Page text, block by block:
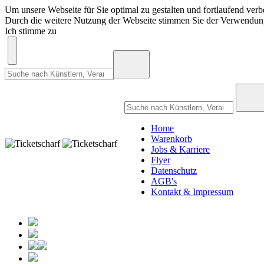
Um unsere Webseite für Sie optimal zu gestalten und fortlaufend
Durch die weitere Nutzung der Webseite stimmen Sie der
Ich stimme zu
Home
Warenkorb
Jobs & Karriere
Flyer
Datenschutz
AGB's
Kontakt & Impressum